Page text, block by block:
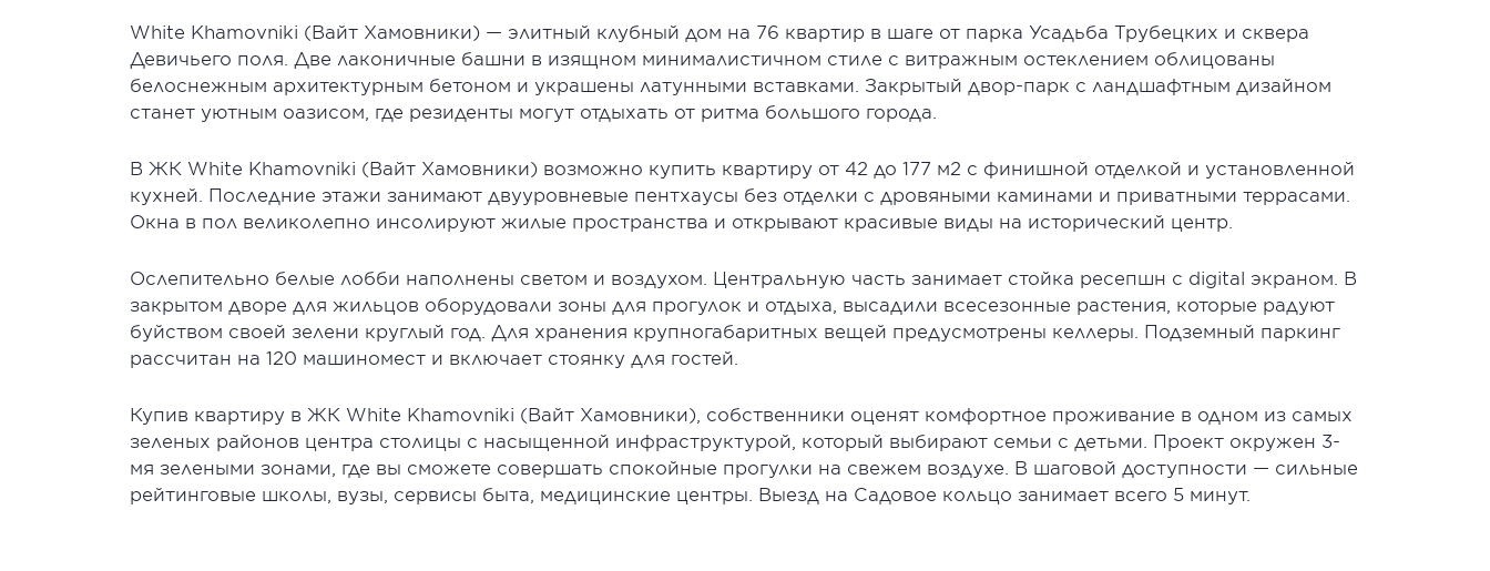
White Khamovniki (Вайт Хамовники) — элитный клубный дом на 76 квартир в шаге от парка Усадьба Трубецких и сквера
Девичьего поля. Две лаконичные башни в изящном минималистичном стиле с витражным остеклением облицованы
белоснежным архитектурным бетоном и украшены латунными вставками. Закрытый двор-парк с ландшафтным дизайном
станет уютным оазисом, где резиденты могут отдыхать от ритма большого города.
В ЖК White Khamovniki (Вайт Хамовники) возможно купить квартиру от 42 до 177 м2 c финишной отделкой и установленной
кухней. Последние этажи занимают двууровневые пентхаусы без отделки с дровяными каминами и приватными террасами.
Окна в пол великолепно инсолируют жилые пространства и открывают красивые виды на исторический центр.
Ослепительно белые лобби наполнены светом и воздухом. Центральную часть занимает стойка ресепшн с digital экраном. В
закрытом дворе для жильцов оборудовали зоны для прогулок и отдыха, высадили всесезонные растения, которые радуют
буйством своей зелени круглый год. Для хранения крупногабаритных вещей предусмотрены келлеры. Подземный паркинг
рассчитан на 120 машиномест и включает стоянку для гостей.
Купив квартиру в ЖК White Khamovniki (Вайт Хамовники), собственники оценят комфортное проживание в одном из самых
зеленых районов центра столицы с насыщенной инфраструктурой, который выбирают семьи с детьми. Проект окружен 3-
мя зелеными зонами, где вы сможете совершать спокойные прогулки на свежем воздухе. В шаговой доступности — сильные
рейтинговые школы, вузы, сервисы быта, медицинские центры. Выезд на Садовое кольцо занимает всего 5 минут.